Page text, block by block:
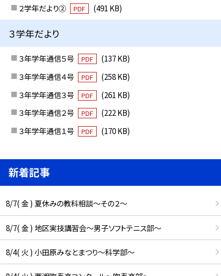
２学年だより②
PDF (491 KB)
３学年だより
３年学年通信５号 PDF
(137 KB)
３年学年通信４号
PDF
(258 KB)
３年学年通信３号
PDF
(261 KB)
３年学年通信２号
PDF
(222 KB)
３年学年通信１号
PDF (170 KB)
新着記事
8/7( 金 ) 夏休みの教科相談～その２～
8/7( 金 ) 地区実技講習会～男子ソフトテニス部～
8/4( 火 ) 小田原みなとまつり～科学部～